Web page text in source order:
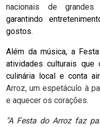
nacionais de
garantindo
gostos.
Além da música, a
atividades culturais que
culinária local e conta
Arroz, um espetáculo à
e aquecer os corações.
"A Festa do Arroz faz